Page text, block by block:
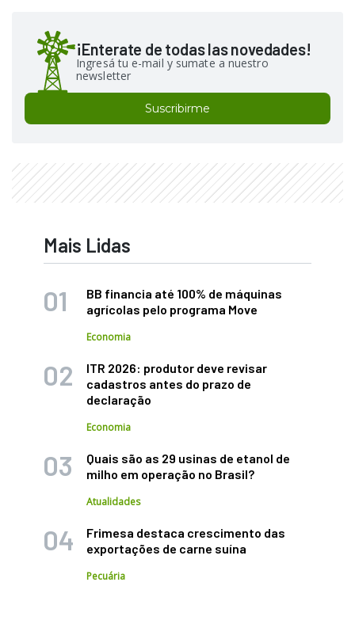
¡Enterate de todas las novedades!
Ingresá tu e-mail y sumate a nuestro
newsletter
Suscribirme
Mais Lidas
BB financia até 100% de máquinas
agrícolas pelo programa Move
Economia
ITR 2026: produtor deve revisar
cadastros antes do prazo de
declaração
Economia
Quais são as 29 usinas de etanol de
milho em operação no Brasil?
Atualidades
Frimesa destaca crescimento das
exportações de carne suína
Pecuária